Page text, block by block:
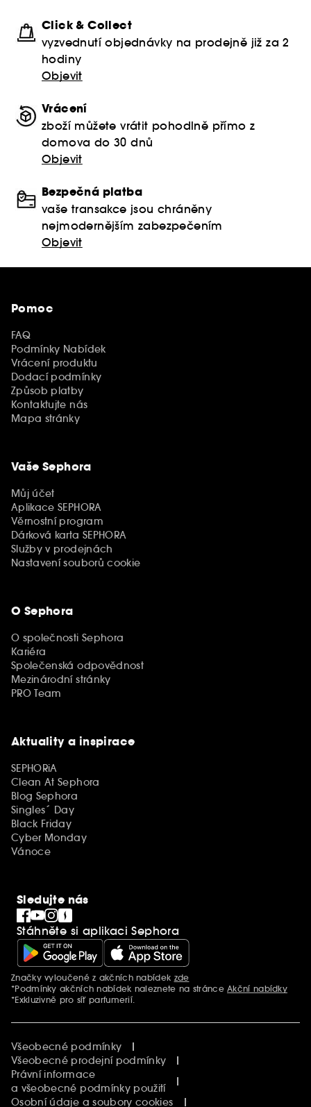
Click & Collect
vyzvednutí objednávky na prodejně již za 2
hodiny
Objevit
Vrácení
zboží můžete vrátit pohodlně přímo z
domova do 30 dnů
Objevit
Bezpečná platba
vaše transakce jsou chráněny
nejmodernějším zabezpečením
Objevit
Pomoc
FAQ
Podmínky Nabídek
Vrácení produktu
Dodací podmínky
Způsob platby
Kontaktujte nás
Mapa stránky
Vaše Sephora
Můj účet
Aplikace SEPHORA
Věrnostní program
Dárková karta SEPHORA
Služby v prodejnách
Nastavení souborů cookie
O Sephora
O společnosti Sephora
Kariéra
Společenská odpovědnost
Mezinárodní stránky
PRO Team
Aktuality a inspirace
SEPHORiA
Clean At Sephora
Blog Sephora
Singles´ Day
Black Friday
Cyber Monday
Vánoce
Sledujte nás
Stáhněte si aplikaci Sephora
Další informace
Značky vyloučené z akčních nabídek zde
*Podmínky akčních nabídek naleznete na stránceAkční nabídky
*Exkluzivně pro síť parfumerií.
Všeobecné podmínky
Všeobecné prodejní podmínky
Právní informace
a všeobecné podmínky použití
Osobní údaje a soubory cookies